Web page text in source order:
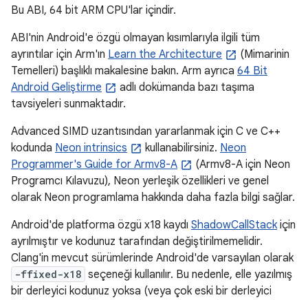
Bu ABI, 64 bit ARM CPU'lar içindir.
ABI'nin Android'e özgü olmayan kısımlarıyla ilgili tüm
ayrıntılar için Arm'ın Learn the Architecture
(Mimarinin
Temelleri) başlıklı makalesine bakın. Arm ayrıca 64 Bit
Android Geliştirme
adlı dokümanda bazı taşıma
tavsiyeleri sunmaktadır.
Advanced SIMD uzantısından yararlanmak için C ve C++
kodunda Neon intrinsics kullanabilirsiniz. Neon
Programmer's Guide for Armv8-A
(Armv8-A için Neon
Programcı Kılavuzu), Neon yerleşik özellikleri ve genel
olarak Neon programlama hakkında daha fazla bilgi sağlar.
Android'de platforma özgü x18 kaydı ShadowCallStackiçin
ayrılmıştır ve kodunuz tarafından değiştirilmemelidir.
Clang'in mevcut sürümlerinde Android'de varsayılan olarak
-ffixed-x18 seçeneği kullanılır. Bu nedenle, elle yazılmış
bir derleyici kodunuz yoksa (veya çok eski bir derleyici